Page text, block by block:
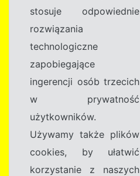
stosuje odpowiednie
rozwiązania
technologiczne
zapobiegające
ingerencji osób trzecich
w prywatność
użytkowników.
Używamy także plików
cookies, by ułatwić
korzystanie z naszych